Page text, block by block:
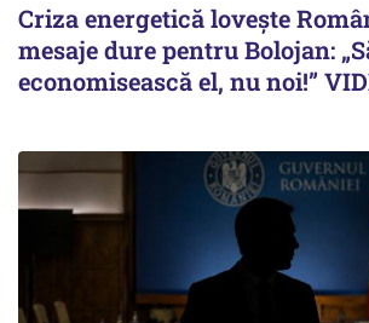
Criza energetică lovește
mesaje dure pentru Bolojan:
economisească el, nu noi!”